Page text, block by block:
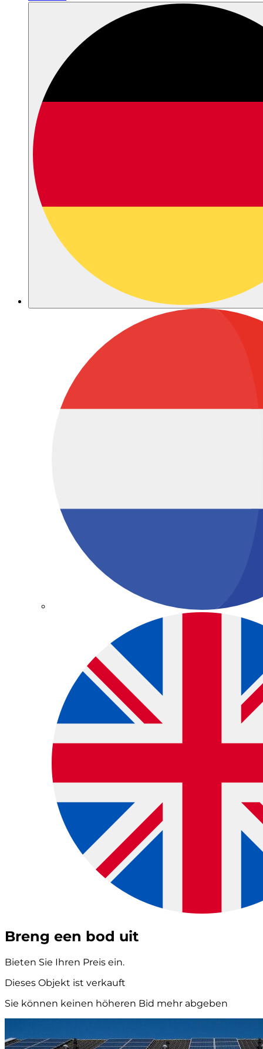
Breng een bod uit
Bieten Sie Ihren Preis ein.
Dieses Objekt ist verkauft
Sie können keinen höheren Bid mehr abgeben